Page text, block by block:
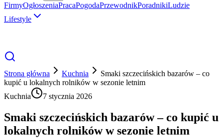
FirmyOgłoszeniaPracaPogodaPrzewodnikPoradnikiLudzie
Lifestyle
Strona główna Kuchnia
Smaki szczecińskich bazarów – co
kupić u lokalnych rolników w sezonie letnim
Kuchnia
7 stycznia 2026
Smaki szczecińskich bazarów – co kupić u
lokalnych rolników w sezonie letnim